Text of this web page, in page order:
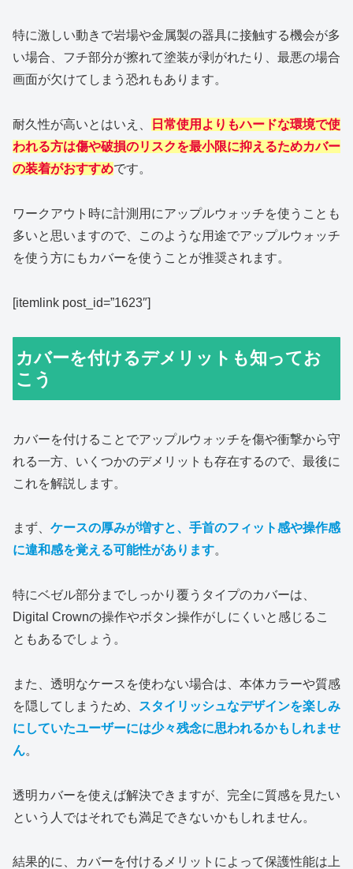
特に激しい動きで岩場や金属製の器具に接触する機会が多
い場合、フチ部分が擦れて塗装が剥がれたり、最悪の場合
画面が欠けてしまう恐れもあります。
耐久性が高いとはいえ、
日常使用よりもハードな環境で使
われる方は傷や破損のリスクを最小限に抑えるためカバー
の装着がおすすめです。
ワークアウト時に計測用にアップルウォッチを使うことも
多いと思いますので、このような用途でアップルウォッチ
を使う方にもカバーを使うことが推奨されます。
[itemlink post_id=”1623″]
カバーを付けるデメリットも知ってお
こう
カバーを付けることでアップルウォッチを傷や衝撃から守
れる一方、いくつかのデメリットも存在するので、最後に
これを解説します。
まず、 ケースの厚みが増すと、手首のフィット感や操作感
に違和感を覚える可能性があります。
特にベゼル部分までしっかり覆うタイプのカバーは、
Digital Crownの操作やボタン操作がしにくいと感じるこ
ともあるでしょう。
また、透明なケースを使わない場合は、本体カラーや質感
を隠してしまうため、
スタイリッシュなデザインを楽しみ
にしていたユーザーには少々残念に思われるかもしれませ
ん。
透明カバーを使えば解決できますが、完全に質感を見たい
という人ではそれでも満足できないかもしれません。
結果的に、カバーを付けるメリットによって保護性能は上